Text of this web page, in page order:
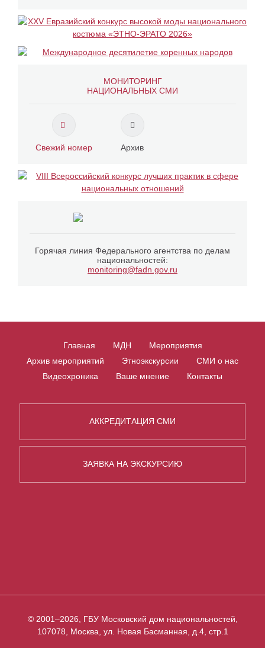
МОНИТОРИНГ
НАЦИОНАЛЬНЫХ СМИ
Свежий номер Архив
Горячая линия Федерального агентства по делам
национальностей:
monitoring@fadn.gov.ru
Главная МДН
Мероприятия
Архив мероприятий
Этноэкскурсии
СМИ о нас
Видеохроника
Ваше мнение Контакты
АККРЕДИТАЦИЯ СМИ
ЗАЯВКА НА ЭКСКУРСИЮ
© 2001–2026, ГБУ Московский дом национальностей,
107078, Москва, ул. Новая Басманная, д.4, стр.1